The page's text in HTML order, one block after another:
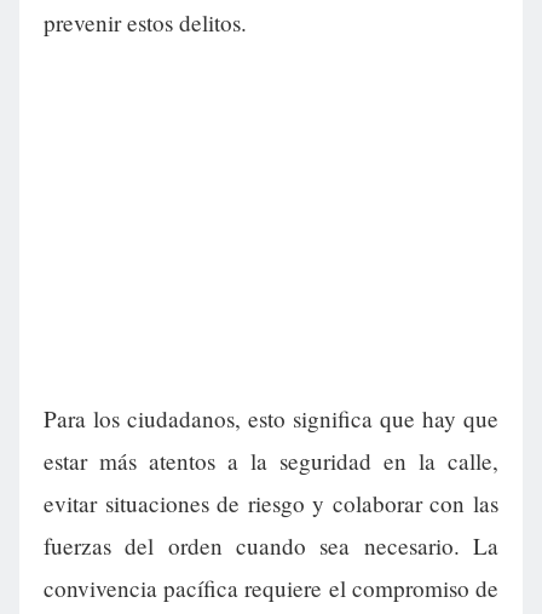
prevenir estos delitos.
Para los ciudadanos, esto significa que hay que
estar más atentos a la seguridad en la calle,
evitar situaciones de riesgo y colaborar con las
fuerzas del orden cuando sea necesario. La
convivencia pacífica requiere el compromiso de